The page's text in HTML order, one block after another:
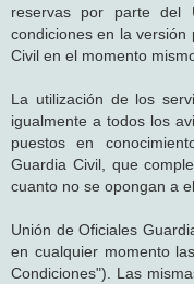
reservas por parte
condiciones en la versión
Civil en el momento
La utilización de los
igualmente a todos los
puestos en
Guardia Civil, que
cuanto no se opongan a
Unión de Oficiales
en cualquier momento
Condiciones"). Las